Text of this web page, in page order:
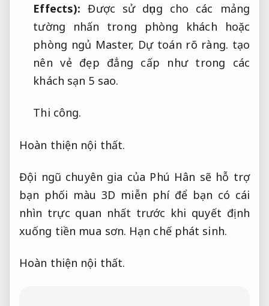
Effects): Được sử dụng cho các mảng
tường nhấn trong phòng khách hoặc
phòng ngủ Master, Dự toán rõ ràng. tạo
nên vẻ đẹp đẳng cấp như trong các
khách sạn 5 sao.
Thi công.
Hoàn thiện nội thất.
Đội ngũ chuyên gia của Phú Hân sẽ hỗ trợ
bạn phối màu 3D miễn phí để bạn có cái
nhìn trực quan nhất trước khi quyết định
xuống tiền mua sơn. Hạn chế phát sinh.
Hoàn thiện nội thất.